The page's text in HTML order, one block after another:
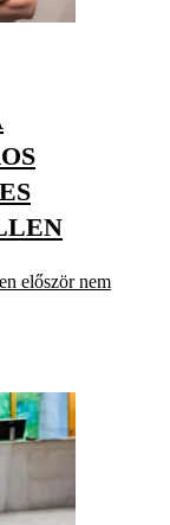
először nem